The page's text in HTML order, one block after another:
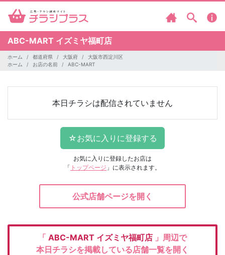
ABC-MART イズミヤ福町店
ホーム 都道府県 大阪府
大阪市西淀川区
ホーム
お店の名前 ABC-MART
本日チラシは配信されていません
お気に入りに登録したお店は
「 トップページ 」に表示されます。
公式店舗ページを開く
「 ABC-MART イズミヤ福町店 」周辺で
本日チラシを掲載している店舗一覧を開く